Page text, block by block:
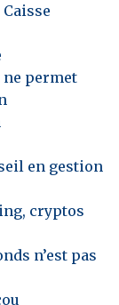
permet
en gestion
cryptos
n’est pas